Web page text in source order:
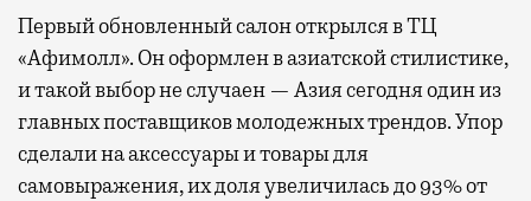
Первый обновленный салон открылся в ТЦ
«Афимолл». Он оформлен в азиатской стилистике,
и такой выбор не случаен — Азия сегодня один из
главных поставщиков молодежных трендов. Упор
сделали на аксессуары и товары для
самовыражения, их доля увеличилась до 93% от